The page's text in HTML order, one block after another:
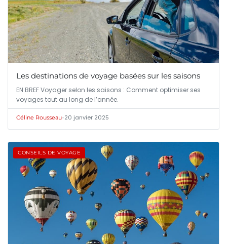
Les destinations de voyage basées sur les saisons
EN BREF Voyager selon les saisons : Comment optimiser ses
voyages tout au long de l’année.
Céline Rousseau•20 janvier 2025
CONSEILS DE VOYAGE